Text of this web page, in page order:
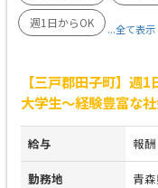
週1日からOK
...全て表示
【三戸郡田子町】週
大学生～経験豊富な
給与 報
勤務地
青